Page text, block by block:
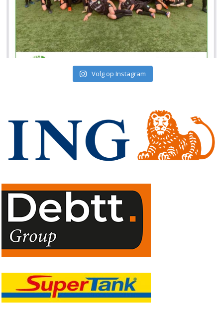
Volg op Instagram